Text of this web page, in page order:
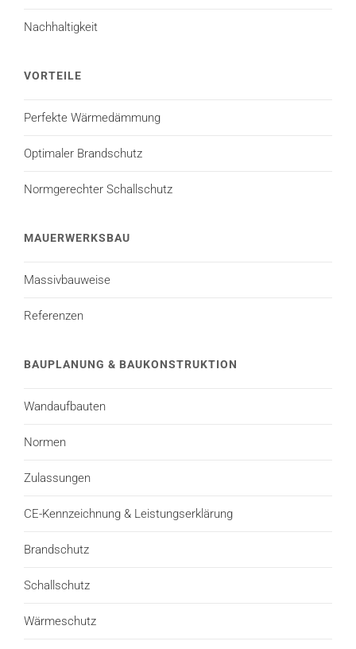
Nachhaltigkeit
VORTEILE
Perfekte Wärmedämmung
Optimaler Brandschutz
Normgerechter Schallschutz
MAUERWERKSBAU
Massivbauweise
Referenzen
BAUPLANUNG & BAUKONSTRUKTION
Wandaufbauten
Normen
Zulassungen
CE-Kennzeichnung & Leistungserklärung
Brandschutz
Schallschutz
Wärmeschutz